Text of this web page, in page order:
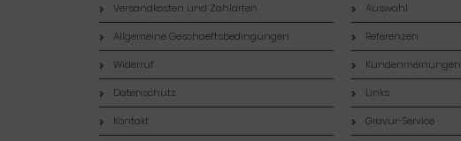
Versandkosten und Zahlarten
Allgemeine Geschaeftsbedingungen
Widerruf
Datenschutz
Kontakt
Auswahl
Referenzen
Kundenmeinungen
Links
Gravur-Service